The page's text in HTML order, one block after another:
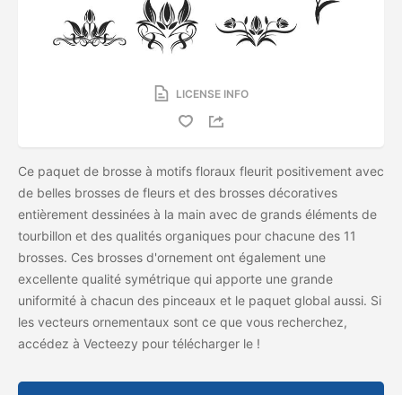
LICENSE INFO
Ce paquet de brosse à motifs floraux fleurit positivement avec
de belles brosses de fleurs et des brosses décoratives
entièrement dessinées à la main avec de grands éléments de
tourbillon et des qualités organiques pour chacune des 11
brosses. Ces brosses d'ornement ont également une
excellente qualité symétrique qui apporte une grande
uniformité à chacun des pinceaux et le paquet global aussi. Si
les vecteurs ornementaux sont ce que vous recherchez,
accédez à Vecteezy pour télécharger le !